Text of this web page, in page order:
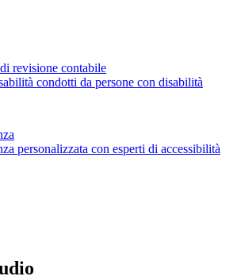
revisione contabile
condotti da persone con disabilità
personalizzata con esperti di accessibilità